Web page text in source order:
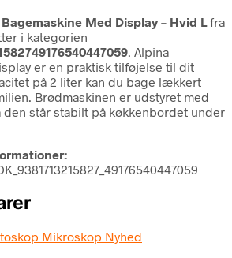
Med Display – Hvid Lfra
i kategorien
. Alpina
er en praktisk tilføjelse til dit
på 2 liter kan du bage lækkert
Brødmaskinen er udstyret med
står stabilt på køkkenbordet under